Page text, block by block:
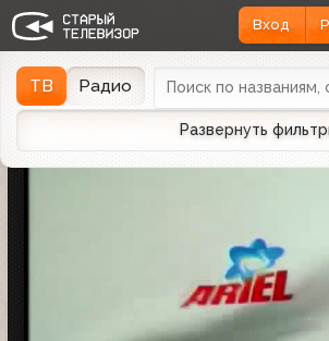
Вход
ТВ Радио
Развернуть
Найдено 1162 записи Дата